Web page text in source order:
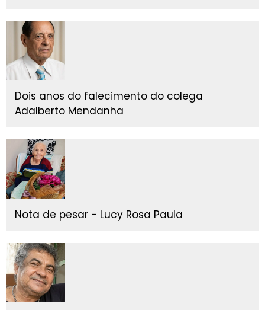
Dois anos do falecimento do colega
Adalberto Mendanha
Nota de pesar - Lucy Rosa Paula